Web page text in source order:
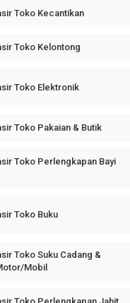
Toko Kecantikan
Toko Kelontong
Toko Elektronik
Toko Pakaian & Butik
Toko Perlengkapan Bayi
Toko Buku
Toko Suku Cadang &
Mobil